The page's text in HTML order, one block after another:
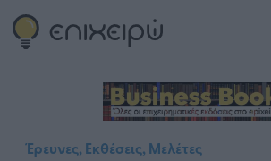
Έρευνες, Εκθέσεις, Μελέτες